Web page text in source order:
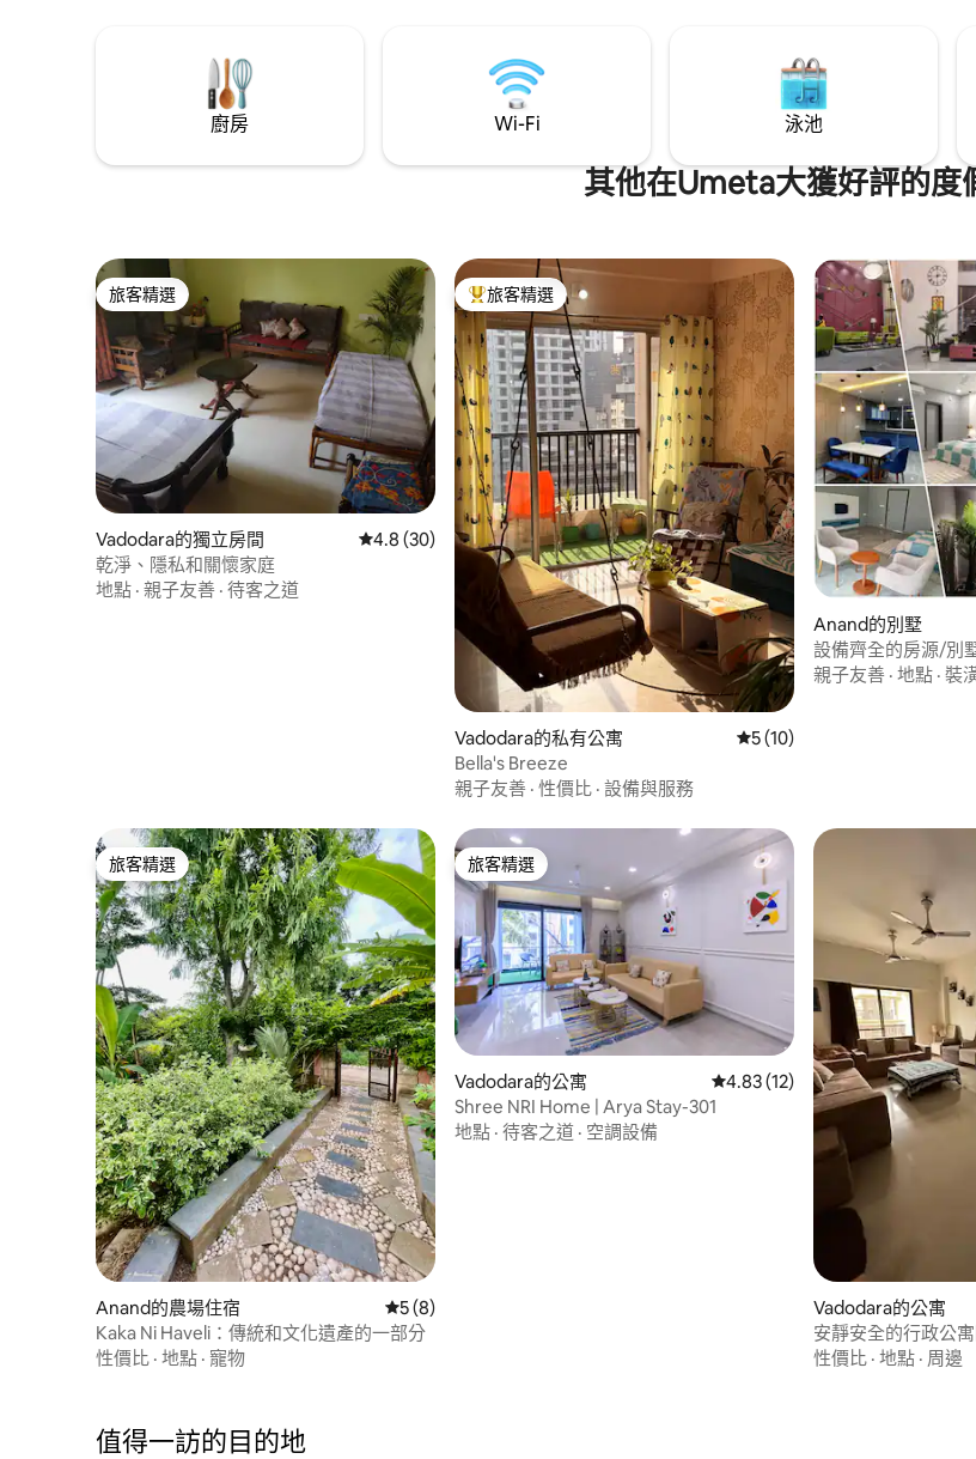
廚房 Wi-Fi 泳池
其他在Umeta大獲好評的度
旅客精選
旅客精選
Vadodara的獨立房間 從 30 則評價中獲得 4.8 的平均評分（滿分 5 分）
4.8 (30)
乾淨、隱私和關懷家庭
地點 · 親子友善 · 待客之道
旅客精選榜首
旅客精選
Vadodara的私有公寓 從 10 則評價中獲得 5 的平均評
5 (10)
Bella's Breeze
親子友善 · 性價比 · 設備與服務
Anand的別墅
設備齊全的房源/別
親子友善 · 地點 · 裝
旅客精選
旅客精選
Anand的農場住宿 從 8 則評價中獲得 5 的平均評分（滿分 5 分）
5 (8)
Kaka Ni Haveli：傳統和文化遺產的一部分
性價比 · 地點 · 寵物
旅客精選
旅客精選
Vadodara的公寓 從 12 則評價中獲得 4.83 的平均
4.83 (12)
Shree NRI Home | Arya Stay-301
地點 · 待客之道 · 空調設備
Vadodara的公寓
安靜安全的行政公
性價比 · 地點 · 周邊
值得一訪的目的地